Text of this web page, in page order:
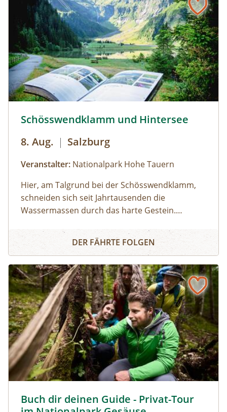
Kaffeepause im Nationalpark Pavillon
Gstatterboden möglich (nicht im Preis
inkludiert, muss selbst organisiert
werden).Wetterfeste Bekleidung und festes
Schuhwerk für Zwischenstopps ist
empfehlenswert.
Schösswendklamm und Hintersee
8. Aug. | Salzburg
Veranstalter: Nationalpark Hohe Tauern
Hier, am Talgrund bei der Schösswendklamm,
schneiden sich seit Jahrtausenden die
Wassermassen durch das harte Gestein.
Kolke und kleine Wasserfälle entstanden. Der
Klamm folgend geht es weiter bis zum Hintersee
Fauna im hinteren Felbertal. An der Nordseite
des Sees führt der Rundweg auf eine Anhöhe
mit Blick über den Talschluss mit seinen
imposanten Felswänden, in denen sich Gämsen
tummeln. Der Rückweg erfolgt auf derselben
Strecke. zur Detailinformation
Schösswendklamm und Hintersee
DER FÄHRTE FOLGEN
Buch dir deinen Guide - Privat-Tour